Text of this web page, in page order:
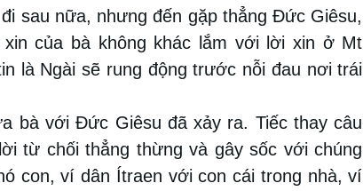
sau nữa, nhưng đến gặp thẳng Đức Giêsu,
của bà không khác lắm với lời xin ở Mt
là Ngài sẽ rung động trước nỗi đau nơi trái
bà với Đức Giêsu đã xảy ra. Tiếc thay câu
từ chối thẳng thừng và gây sốc với chúng
con, ví dân Ítraen với con cái trong nhà, ví